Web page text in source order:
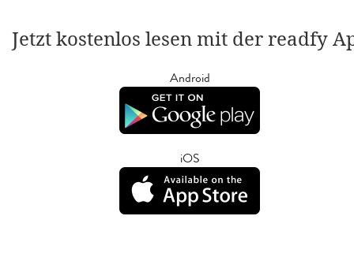
Jetzt kostenlos lesen mit der readfy
Android
iOS